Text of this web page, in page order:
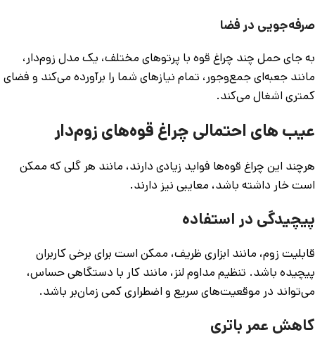
صرفه‌جویی در فضا
به جای حمل چند چراغ قوه با پرتوهای مختلف، یک مدل زوم‌دار،
مانند جعبه‌ای جمع‌وجور، تمام نیازهای شما را برآورده می‌کند و فضای
کمتری اشغال می‌کند.
عیب های احتمالی چراغ قوه‌های زوم‌دار
هرچند این چراغ قوه‌ها فواید زیادی دارند، مانند هر گلی که ممکن
است خار داشته باشد، معایبی نیز دارند.
پیچیدگی در استفاده
قابلیت زوم، مانند ابزاری ظریف، ممکن است برای برخی کاربران
پیچیده باشد. تنظیم مداوم لنز، مانند کار با دستگاهی حساس،
می‌تواند در موقعیت‌های سریع و اضطراری کمی زمان‌بر باشد.
کاهش عمر باتری